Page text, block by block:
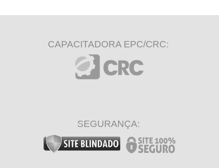
CAPACITADORA EPC/CRC:
SEGURANÇA: